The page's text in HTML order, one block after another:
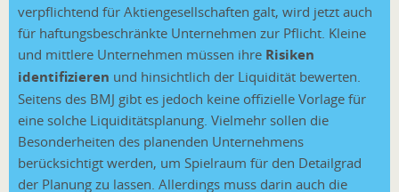
verpflichtend für Aktiengesellschaften galt, wird jetzt auch
für haftungsbeschränkte Unternehmen zur Pflicht. Kleine
und mittlere Unternehmen müssen ihre Risiken
identifizieren und hinsichtlich der Liquidität bewerten.
Seitens des BMJ gibt es jedoch keine offizielle Vorlage für
eine solche Liquiditätsplanung. Vielmehr sollen die
Besonderheiten des planenden Unternehmens
berücksichtigt werden, um Spielraum für den Detailgrad
der Planung zu lassen. Allerdings muss darin auch die